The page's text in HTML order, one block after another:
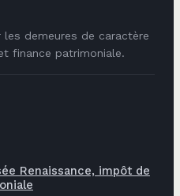
demeures de caractère
finance patrimoniale.
Renaissance, impôt de